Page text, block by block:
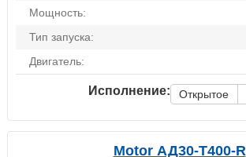
Мощность:
Тип запуска:
Двигатель:
Исполнение: Открытое
Motor АД30-Т400-R